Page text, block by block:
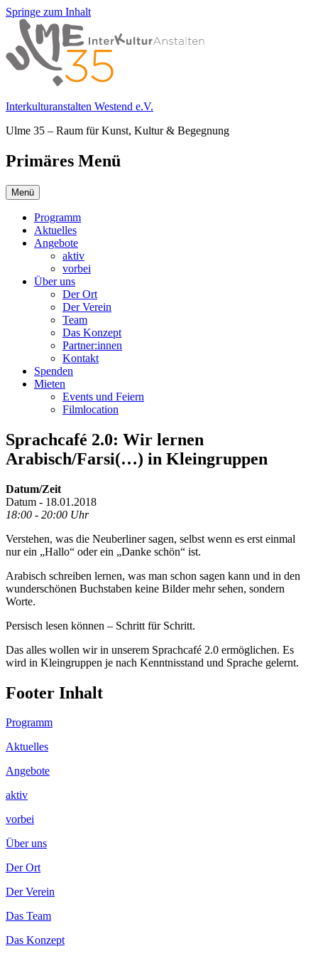
Springe zum Inhalt
Interkulturanstalten Westend e.V.
Ulme 35 – Raum für Kunst, Kultur & Begegnung
Primäres Menü
Menü
Programm
Aktuelles
Angebote
aktiv
vorbei
Über uns
Der Ort
Der Verein
Team
Das Konzept
Partner:innen
Kontakt
Spenden
Mieten
Events und Feiern
Filmlocation
Sprachcafé 2.0: Wir lernen
Arabisch/Farsi(…) in Kleingruppen
Datum/Zeit
Datum - 18.01.2018
18:00 - 20:00 Uhr
Verstehen, was die Neuberliner sagen, selbst wenn es erst einmal
nur ein „Hallo“ oder ein „Danke schön“ ist.
Arabisch schreiben lernen, was man schon sagen kann und in den
wunderschönen Buchstaben keine Bilder mehr sehen, sondern
Worte.
Persisch lesen können – Schritt für Schritt.
Das alles wollen wir in unserem Sprachcafé 2.0 ermöglichen. Es
wird in Kleingruppen je nach Kenntnisstand und Sprache gelernt.
Footer Inhalt
Programm
Aktuelles
Angebote
aktiv
vorbei
Über uns
Der Ort
Der Verein
Das Team
Das Konzept